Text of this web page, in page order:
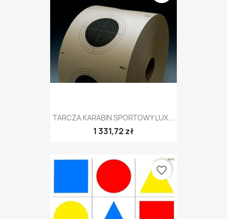
TARCZA KARABIN SPORTOWY LUX...
1 331,72 zł
favorite_border